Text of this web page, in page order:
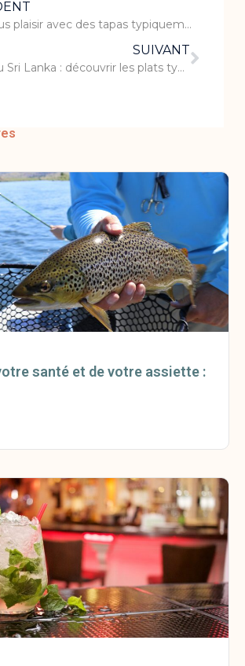
Faites vous plaisir avec des tapas typiquement espagnoles dans le Jura
SUIVANT
Voyage au Sri Lanka : découvrir les plats typiques du pays
santé et de votre assiette :